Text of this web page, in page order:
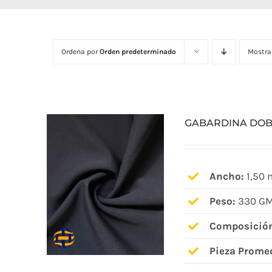
Ordena porOrden predeterminado
GABARDINA
Ancho: 1,50
Peso: 330
Pieza